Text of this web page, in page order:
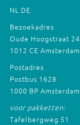
NL DE
Bezoekadres
Oude Hoogstraat 24
1012 CE Amsterdam
Postadres
Postbus 1628
1000 BP Amsterdam
voor pakketten:
Tafelbergweg 51